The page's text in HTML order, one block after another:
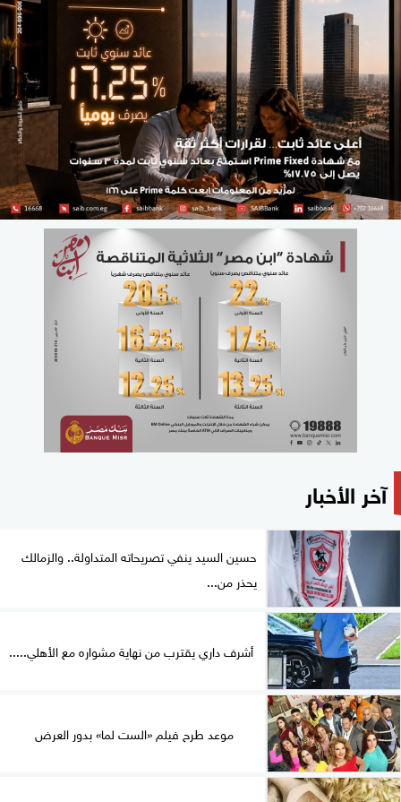
آخر الأخبار
حسين السيد ينفي تصريحاته المتداولة.. والزمالك
يحذر من...
أشرف داري يقترب من نهاية مشواره مع الأهلي.....
موعد طرح فيلم «الست لما» بدور العرض